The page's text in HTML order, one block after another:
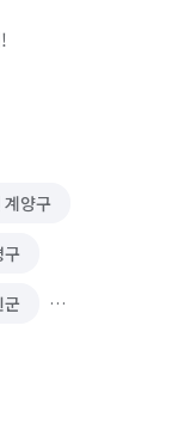
계양구
구
군